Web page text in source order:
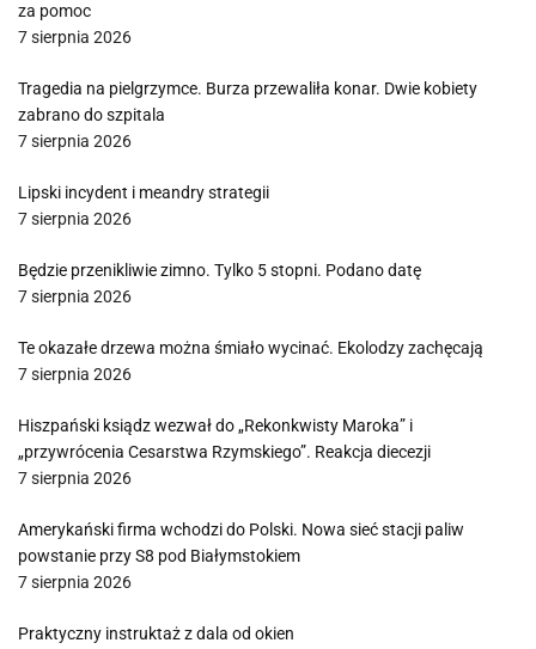
za pomoc
7 sierpnia 2026
Tragedia na pielgrzymce. Burza przewaliła konar. Dwie kobiety
zabrano do szpitala
7 sierpnia 2026
Lipski incydent i meandry strategii
7 sierpnia 2026
Będzie przenikliwie zimno. Tylko 5 stopni. Podano datę
7 sierpnia 2026
Te okazałe drzewa można śmiało wycinać. Ekolodzy zachęcają
7 sierpnia 2026
Hiszpański ksiądz wezwał do „Rekonkwisty Maroka” i
„przywrócenia Cesarstwa Rzymskiego”. Reakcja diecezji
7 sierpnia 2026
Amerykański firma wchodzi do Polski. Nowa sieć stacji paliw
powstanie przy S8 pod Białymstokiem
7 sierpnia 2026
Praktyczny instruktaż z dala od okien